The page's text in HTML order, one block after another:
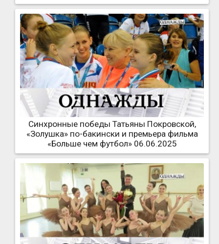
Синхронные победы Татьяны Покровской,
«Золушка» по-бакински и премьера фильма
«Больше чем футбол» 06.06.2025